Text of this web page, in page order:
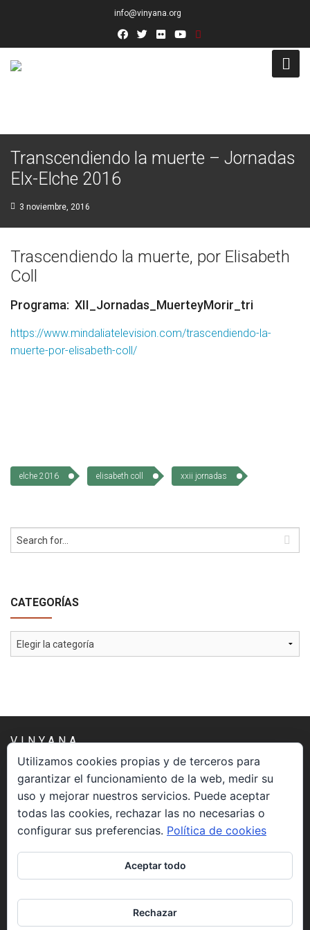
info@vinyana.org
Conócenos
Socios Fundadores
Junta Directiva
Docentes
Socios Colaboradores
Colaboramos con
Acompañamiento
Vídeos
Cómo Colaborar
Transcendiendo la muerte – Jornadas
Elx-Elche 2016
3 noviembre, 2016
Trascendiendo la muerte, por Elisabeth
Coll
Programa: XII_Jornadas_MuerteyMorir_tri
https://www.mindaliatelevision.com/trascendiendo-la-
muerte-por-elisabeth-coll/
elche 2016 elisabeth coll xxii jornadas
CATEGORÍAS
Categorías
VINYANA
Una asociación constituida sin ánimo de lucro cuya misión
es atender los aspectos espirituales relacionados con el
proceso vivir el morir.
REDES SOCIALES
Utilizamos cookies propias y de terceros para
garantizar el funcionamiento de la web, medir su
uso y mejorar nuestros servicios. Puede aceptar
todas las cookies, rechazar las no necesarias o
configurar sus preferencias. Política de cookies
Aceptar todo
Rechazar